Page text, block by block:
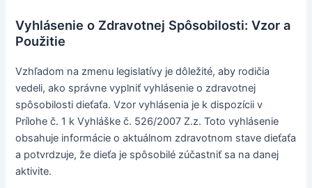
Vyhlásenie o Zdravotnej Spôsobilosti: Vzor a
Použitie
Vzhľadom na zmenu legislatívy je dôležité, aby rodičia
vedeli, ako správne vyplniť vyhlásenie o zdravotnej
spôsobilosti dieťaťa. Vzor vyhlásenia je k dispozícii v
Prílohe č. 1 k Vyhláške č. 526/2007 Z.z. Toto vyhlásenie
obsahuje informácie o aktuálnom zdravotnom stave dieťaťa
a potvrdzuje, že dieťa je spôsobilé zúčastniť sa na danej
aktivite.